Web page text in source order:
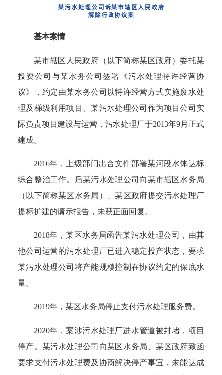
基本案情
某市辖区人民政府（以下简称某区政府）委托某
投资公司与某水务公司签署《污水处理特许经营协
议》，约定由某水务公司以特许经营方式实施废水处
理及梯级利用项目。某污水处理公司作为项目公司实
际负责项目建设与运营，污水处理厂于2013年9月正式
建成。
2016年，上级部门出台文件部署某河段水体达标
综合整治工作。后某污水处理公司向某市辖区水务局
（以下简称某区水务局）、某区政府提交污水处理厂
提标扩建的请示报告，未获正面回复。
2018年，某区水务局函告某污水处理公司，由其
他公司运营的污水处理厂已进入稳定投产状态，要求
某污水处理公司将产能规模控制在协议约定的保底水
量。
2019年，某区水务局停止支付污水处理服务费。
2020年，案涉污水处理厂进水管道被封堵，项目
停产。某污水处理公司向某区水务局、某区政府致函
要求支付污水处理费及协商解决停产事宜，未能达成